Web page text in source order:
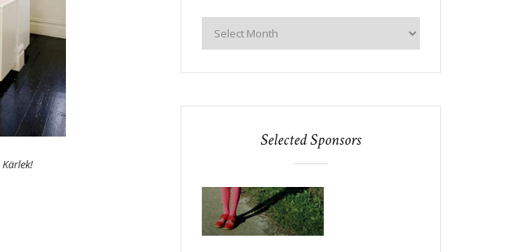
Kärlek!
Selected Sponsors